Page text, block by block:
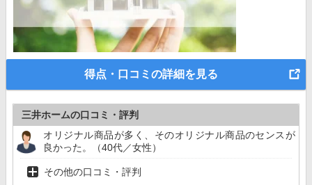
得点・口コミの詳細を見る
三井ホームの口コミ・評判
オリジナル商品が多く、そのオリジナル商品のセンスが
良かった。（40代／女性）
その他の口コミ・評判